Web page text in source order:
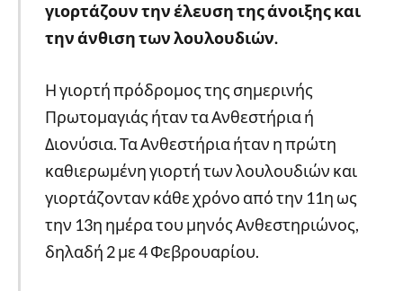
γιορτάζουν την έλευση της άνοιξης και
την άνθιση των λουλουδιών.
Η γιορτή πρόδρομος της σημερινής
Πρωτομαγιάς ήταν τα Ανθεστήρια ή
Διονύσια. Τα Ανθεστήρια ήταν η πρώτη
καθιερωμένη γιορτή των λουλουδιών και
γιορτάζονταν κάθε χρόνο από την 11η ως
την 13η ημέρα του μηνός Ανθεστηριώνος,
δηλαδή 2 με 4 Φεβρουαρίου.